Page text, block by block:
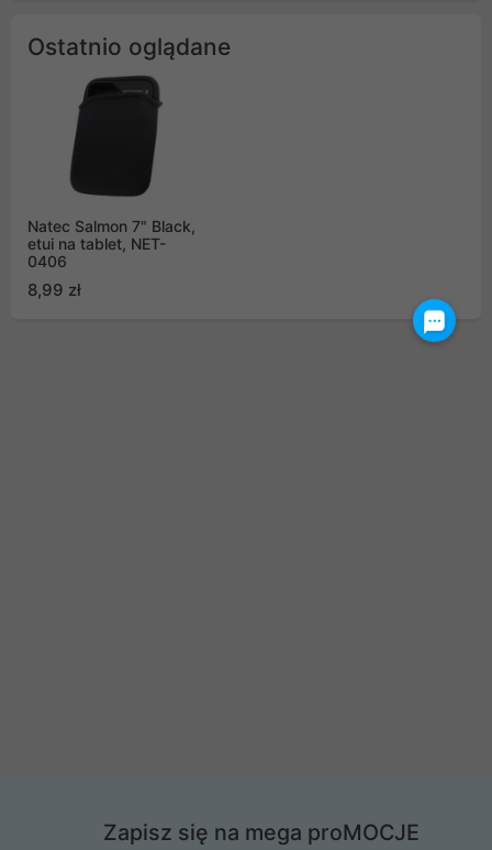
Ostatnio oglądane
Natec Salmon 7" Black,
etui na tablet, NET-
0406
8,99 zł
Zapisz się na mega proMOCJE